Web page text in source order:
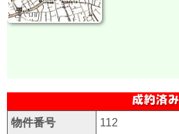
物件番号 112